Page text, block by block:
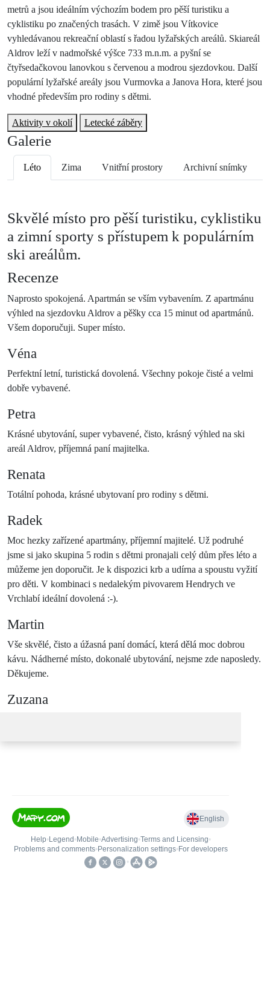
metrů a jsou ideálním výchozím bodem pro pěší turistiku a
cyklistiku po značených trasách. V zimě jsou Vítkovice
vyhledávanou rekreační oblastí s řadou lyžařských areálů. Skiareál
Aldrov leží v nadmořské výšce 733 m.n.m. a pyšní se
čtyřsedačkovou lanovkou s červenou a modrou sjezdovkou. Další
populární lyžařské areály jsou Vurmovka a Janova Hora, které jsou
vhodné především pro rodiny s dětmi.
Aktivity v okolí Letecké záběry
Galerie
Léto Zima Vnitřní prostory Archivní snímky
Skvělé místo pro pěší turistiku, cyklistiku
a zimní sporty s přístupem k populárním
ski areálům.
Recenze
Naprosto spokojená. Apartmán se vším vybavením. Z apartmánu
výhled na sjezdovku Aldrov a pěšky cca 15 minut od apartmánů.
Všem doporučuji. Super místo.
Véna
Perfektní letní, turistická dovolená. Všechny pokoje čisté a velmi
dobře vybavené.
Petra
Krásné ubytování, super vybavené, čisto, krásný výhled na ski
areál Aldrov, příjemná paní majitelka.
Renata
Totální pohoda, krásné ubytovaní pro rodiny s dětmi.
Radek
Moc hezky zařízené apartmány, příjemní majitelé. Už podruhé
jsme si jako skupina 5 rodin s dětmi pronajali celý dům přes léto a
můžeme jen doporučit. Je k dispozici krb a udírna a spoustu vyžití
pro děti. V kombinaci s nedalekým pivovarem Hendrych ve
Vrchlabí ideální dovolená :-).
Martin
Vše skvělé, čisto a úžasná paní domácí, která dělá moc dobrou
kávu. Nádherné místo, dokonalé ubytování, nejsme zde naposledy.
Děkujeme.
Zuzana